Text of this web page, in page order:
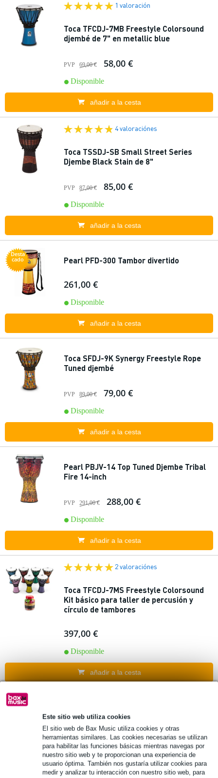
Este sitio web utiliza cookies
El sitio web de Bax Music utiliza cookies y otras
herramientas similares. Las cookies necesarias se utilizan
para habilitar las funciones básicas mientras navegas por
nuestro sitio web y te proporcionan una experiencia de
usuario óptima. También nos gustaría utilizar cookies para
medir y analizar tu interacción con nuestro sitio web, para
1 valoración
Toca TFCDJ-7MB Freestyle Colorsound
djembé de 7" en metallic blue
PVP 69,00 € 58,00 €
Disponible
añadir a la cesta
4 valoraciónes
Toca TSSDJ-SB Small Street Series
Djembe Black Stain de 8"
PVP 87,00 € 85,00 €
Disponible
añadir a la cesta
Desta
cado Pearl PFD-300 Tambor divertido
261,00 €
Disponible
añadir a la cesta
Toca SFDJ-9K Synergy Freestyle Rope
Tuned djembé
PVP 89,00 € 79,00 €
Disponible
añadir a la cesta
Pearl PBJV-14 Top Tuned Djembe Tribal
Fire 14-inch
PVP 291,00 € 288,00 €
Disponible
añadir a la cesta
2 valoraciónes
Toca TFCDJ-7MS Freestyle Colorsound
Kit básico para taller de percusión y
círculo de tambores
397,00 €
Disponible
añadir a la cesta
Desta
cado
Tanga DA50-7G Slammer djembe 10
pulgadas negro
PVP 121,00 € 107,00 €
Disponible